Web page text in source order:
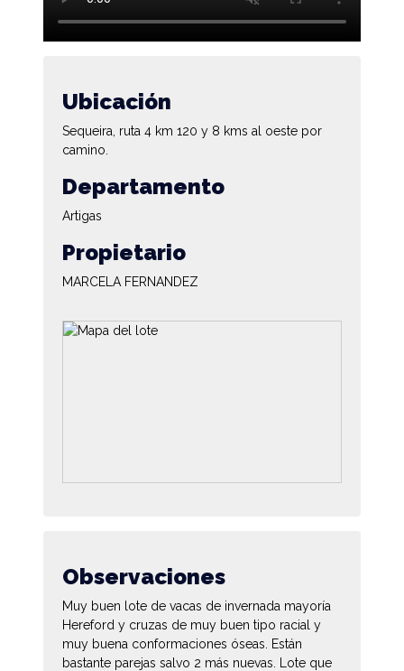
Ubicación
Sequeira, ruta 4 km 120 y 8 kms al oeste por
camino.
Departamento
Artigas
Propietario
MARCELA FERNANDEZ
Observaciones
Muy buen lote de vacas de invernada mayoría
Hereford y cruzas de muy buen tipo racial y
muy buena conformaciones óseas. Están
bastante parejas salvo 2 más nuevas. Lote que